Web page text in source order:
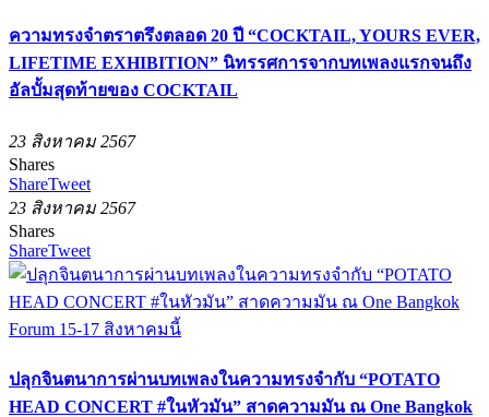
ความทรงจำตราตรึงตลอด 20 ปี “COCKTAIL, YOURS EVER,
LIFETIME EXHIBITION” นิทรรศการจากบทเพลงแรกจนถึง
อัลบั้มสุดท้ายของ COCKTAIL
23 สิงหาคม 2567
Shares
ShareTweet
23 สิงหาคม 2567
Shares
ShareTweet
ปลุกจินตนาการผ่านบทเพลงในความทรงจำกับ “POTATO
HEAD CONCERT #ในหัวมัน” สาดความมัน ณ One Bangkok